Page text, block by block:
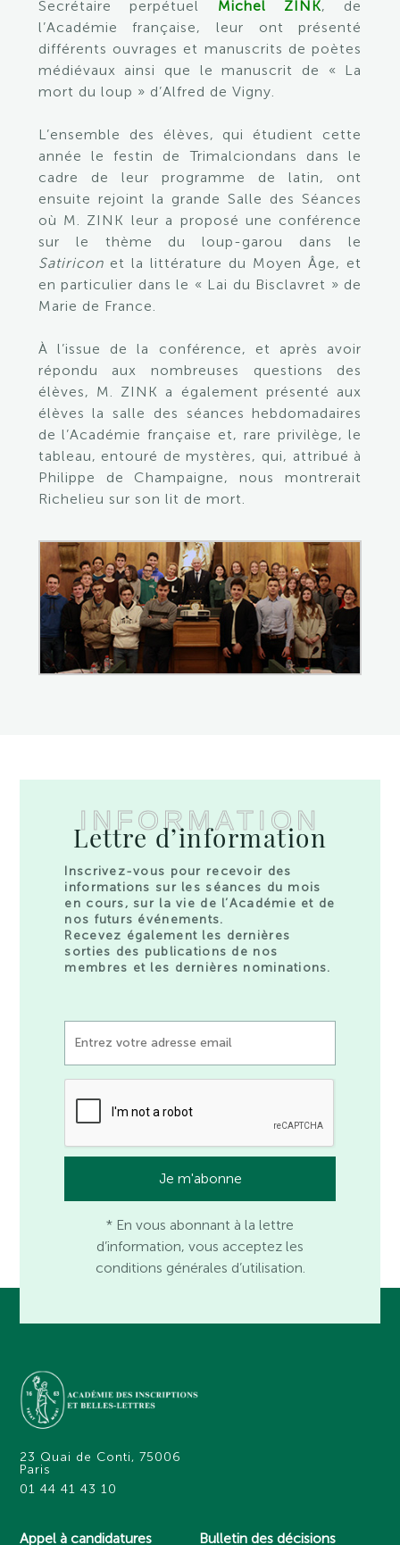
Secrétaire perpétuel Michel ZINK, de
l’Académie française, leur ont présenté
différents ouvrages et manuscrits de poètes
médiévaux ainsi que le manuscrit de « La
mort du loup » d’Alfred de Vigny.
L’ensemble des élèves, qui étudient cette
année le festin de Trimalciondans dans le
cadre de leur programme de latin, ont
ensuite rejoint la grande Salle des Séances
où M. ZINK leur a proposé une conférence
sur le thème du loup-garou dans le
Satiriconet la littérature du Moyen Âge, et
en particulier dans le « Lai du Bisclavret » de
Marie de France.
À l’issue de la conférence, et après avoir
répondu aux nombreuses questions des
élèves, M. ZINK a également présenté aux
élèves la salle des séances hebdomadaires
de l’Académie française et, rare privilège, le
tableau, entouré de mystères, qui, attribué à
Philippe de Champaigne, nous montrerait
Richelieu sur son lit de mort.
INFORMATION
Lettre d’information
Inscrivez-vous pour recevoir des
informations sur les séances du mois
en cours, sur la vie de l’Académie et de
nos futurs événements.
Recevez également les dernières
sorties des publications de nos
membres et les dernières nominations.
* En vous abonnant à la lettre
d’information, vous acceptez les
conditions générales d’utilisation.
23 Quai de Conti, 75006
Paris
01 44 41 43 10
Appel à candidatures Bulletin des décisions